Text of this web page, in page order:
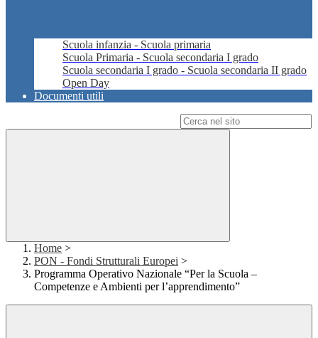
Scuola infanzia - Scuola primaria
Scuola Primaria - Scuola secondaria I grado
Scuola secondaria I grado - Scuola secondaria II grado
Open Day
Documenti utili
Home >
PON - Fondi Strutturali Europei >
Programma Operativo Nazionale “Per la Scuola –
Competenze e Ambienti per l’apprendimento”